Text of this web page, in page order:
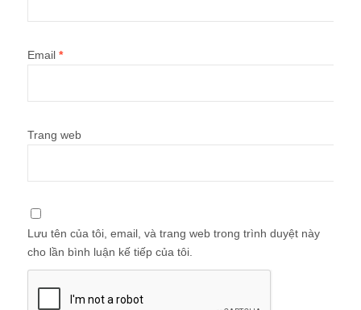
Email *
Trang web
Lưu tên của tôi, email, và trang web trong trình duyệt này
cho lần bình luận kế tiếp của tôi.